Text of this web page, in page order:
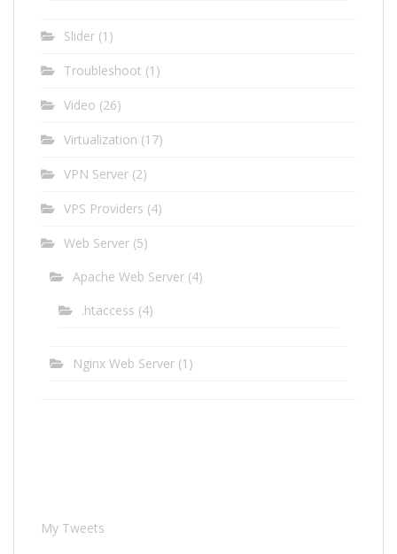
Slider (1)
Troubleshoot (1)
Video (26)
Virtualization (17)
VPN Server (2)
VPS Providers (4)
Web Server (5)
Apache Web Server (4)
.htaccess (4)
Nginx Web Server (1)
My Tweets